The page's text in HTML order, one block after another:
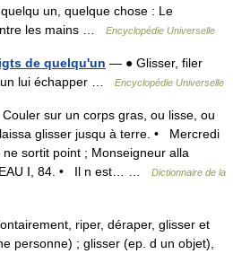
un, quelque chose : Le
les mains …
Encyclopédie Universelle
de quelqu'un — ● Glisser, filer
un lui échapper …
Encyclopédie Universelle
sur un corps gras, ou lisse, ou
glisser jusqu à terre. • Mercredi
sortit point ; Monseigneur alla
I, 84. • Il n est… …
Dictionnaire de la
riper, déraper, glisser et
personne) ; glisser (ep. d un objet),